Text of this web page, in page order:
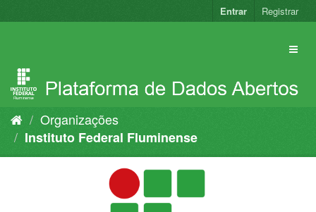
para
Entrar Registrar
Organizações
Instituto Federal Fluminense